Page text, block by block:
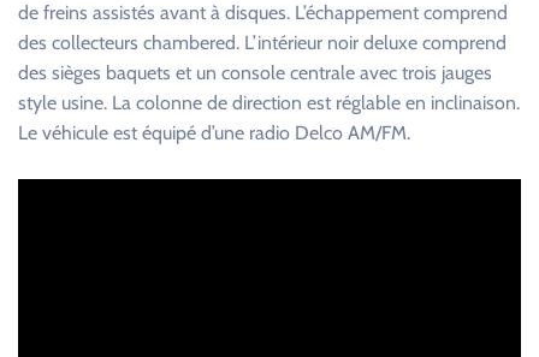
de freins assistés avant à disques. L’échappement comprend
des collecteurs chambered. L’intérieur noir deluxe comprend
des sièges baquets et un console centrale avec trois jauges
style usine. La colonne de direction est réglable en inclinaison.
Le véhicule est équipé d’une radio Delco AM/FM.